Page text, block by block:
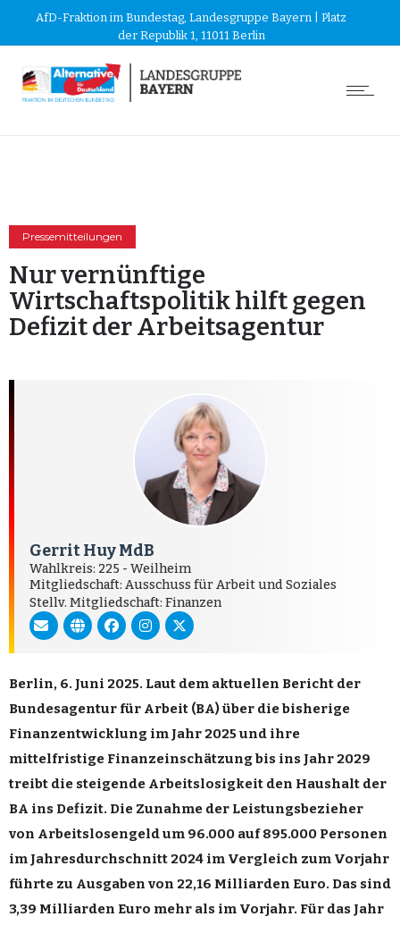
AfD-Fraktion im Bundestag, Landesgruppe Bayern | Platz
der Republik 1, 11011 Berlin
Pressemitteilungen
Nur vernünftige
Wirtschaftspolitik hilft gegen
Defizit der Arbeitsagentur
Gerrit Huy MdB
Wahlkreis: 225 - Weilheim
Mitgliedschaft: Ausschuss für Arbeit und Soziales
Stellv. Mitgliedschaft: Finanzen
Berlin, 6. Juni 2025. Laut dem aktuellen Bericht der
Bundesagentur für Arbeit (BA) über die bisherige
Finanzentwicklung im Jahr 2025 und ihre
mittelfristige Finanzeinschätzung bis ins Jahr 2029
treibt die steigende Arbeitslosigkeit den Haushalt der
BA ins Defizit. Die Zunahme der Leistungsbezieher
von Arbeitslosengeld um 96.000 auf 895.000 Personen
im Jahresdurchschnitt 2024 im Vergleich zum Vorjahr
führte zu Ausgaben von 22,16 Milliarden Euro. Das sind
3,39 Milliarden Euro mehr als im Vorjahr. Für das Jahr